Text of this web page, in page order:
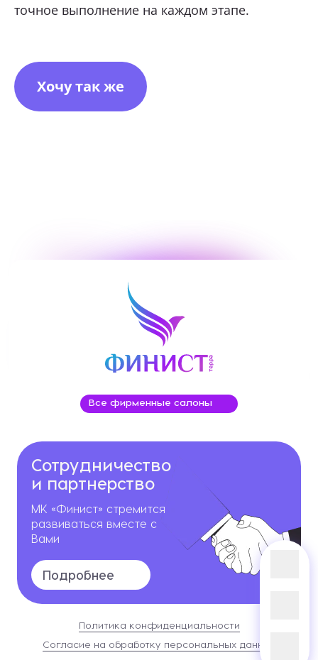
точное выполнение на каждом этапе.
Хочу так же
Все фирменные салоны
Сотрудничество
и партнерство
МК «Финист» стремится
развиваться вместе с
Вами
Подробнее
Политика конфиденциальности
Согласие на обработку персональных данных